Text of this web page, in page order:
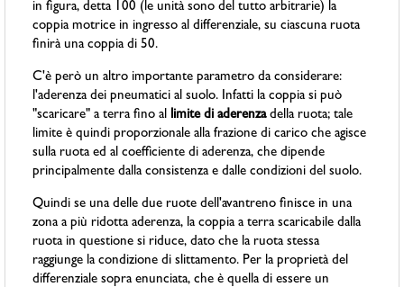
in figura, detta 100 (le unità sono del tutto arbitrarie) la
coppia motrice in ingresso al differenziale, su ciascuna ruota
finirà una coppia di 50.
C'è però un altro importante parametro da considerare:
l'aderenza dei pneumatici al suolo. Infatti la coppia si può
"scaricare" a terra fino al limite di aderenzadella ruota; tale
limite è quindi proporzionale alla frazione di carico che agisce
sulla ruota ed al coefficiente di aderenza, che dipende
principalmente dalla consistenza e dalle condizioni del suolo.
Quindi se una delle due ruote dell'avantreno finisce in una
zona a più ridotta aderenza, la coppia a terra scaricabile dalla
ruota in questione si riduce, dato che la ruota stessa
raggiunge la condizione di slittamento. Per la proprietà del
differenziale sopra enunciata, che è quella di essere un